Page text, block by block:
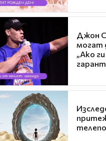
Джон
могат
„Ако